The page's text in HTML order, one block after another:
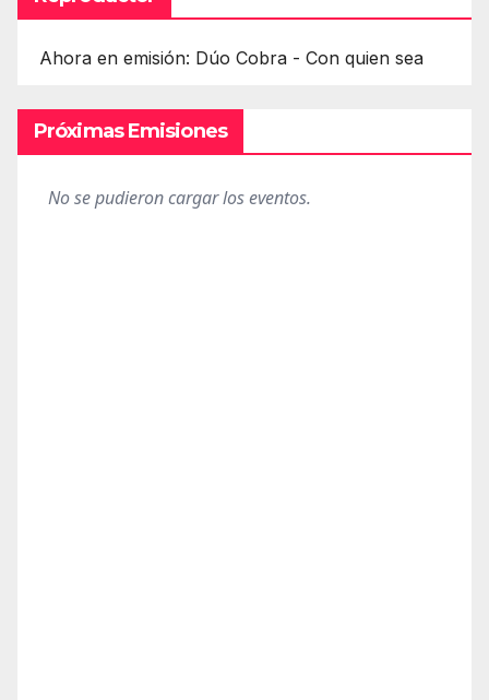
Ahora en emisión: Dúo Cobra - Con quien sea
Próximas Emisiones